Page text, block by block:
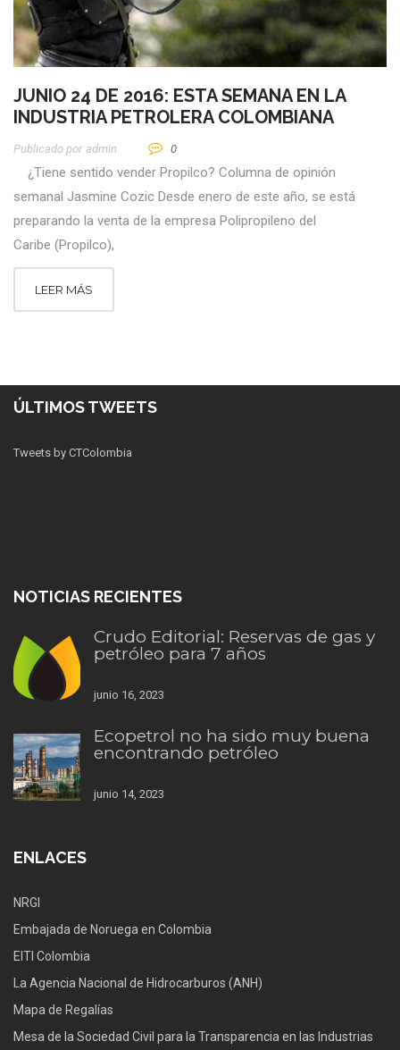
JUNIO 24 DE 2016: ESTA SEMANA EN LA
INDUSTRIA PETROLERA COLOMBIANA
Publicado por Admin 0
¿Tiene sentido vender Propilco? Columna de opinión
semanal Jasmine Cozic Desde enero de este año, se está
preparando la venta de la empresa Polipropileno del
Caribe (Propilco),
LEER MÁS
ÚLTIMOS TWEETS
Tweets by CTColombia
NOTICIAS RECIENTES
Crudo Editorial: Reservas de gas y
petróleo para 7 años
junio 16, 2023
Ecopetrol no ha sido muy buena
encontrando petróleo
junio 14, 2023
ENLACES
NRGI
Embajada de Noruega en Colombia
EITI Colombia
La Agencia Nacional de Hidrocarburos (ANH)
Mapa de Regalías
Mesa de la Sociedad Civil para la Transparencia en las Industrias